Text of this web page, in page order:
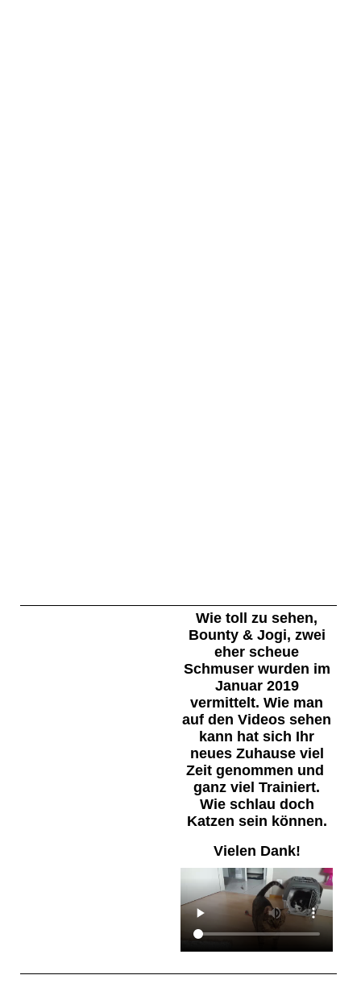
Wie toll zu sehen,
Bounty & Jogi, zwei
eher scheue
Schmuser wurden im
Januar 2019
vermittelt. Wie man
auf den Videos sehen
kann hat sich Ihr
neues Zuhause viel
Zeit genommen und
ganz viel Trainiert.
Wie schlau doch
Katzen sein können.
Vielen Dank!